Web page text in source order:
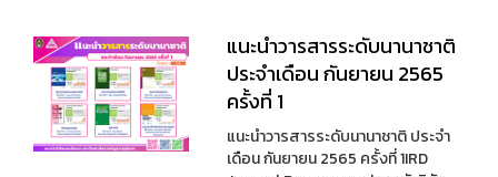
แนะนำวารสารระดับนานาชาติ
ประจำเดือน กันยายน 2565
ครั้งที่ 1
แนะนำวารสารระดับนานาชาติ ประจำ
เดือน กันยายน 2565 ครั้งที่ 1IRD